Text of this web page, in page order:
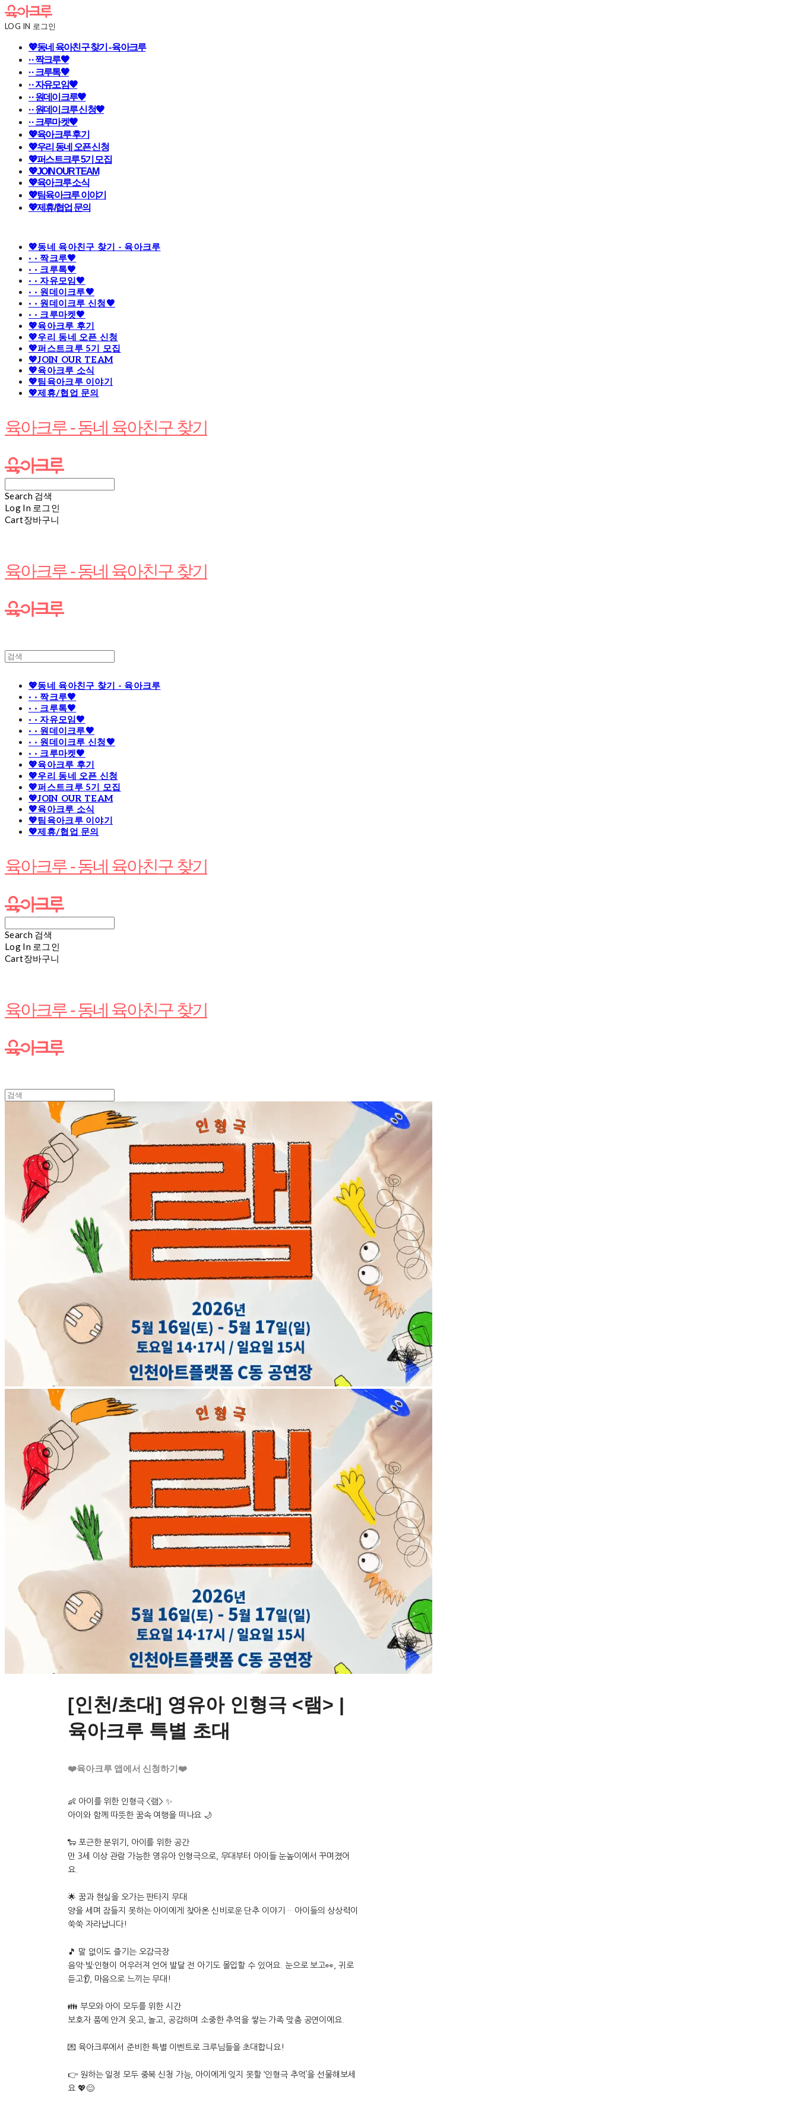
LOG IN 로그인
💖동네 육아친구 찾기 - 육아크루
· · 짝크루🧡
· · 크루톡🧡
· · 자유모임🧡
· · 원데이크루🧡
· · 원데이크루 신청🧡
· · 크루마켓🧡
💖육아크루 후기
💖우리 동네 오픈 신청
💖퍼스트크루 5기 모집
💖JOIN OUR TEAM
💖육아크루 소식
💖팀육아크루 이야기
💖제휴/협업 문의
💖동네 육아친구 찾기 - 육아크루
· · 짝크루🧡
· · 크루톡🧡
· · 자유모임🧡
· · 원데이크루🧡
· · 원데이크루 신청🧡
· · 크루마켓🧡
💖육아크루 후기
💖우리 동네 오픈 신청
💖퍼스트크루 5기 모집
💖JOIN OUR TEAM
💖육아크루 소식
💖팀육아크루 이야기
💖제휴/협업 문의
육아크루 - 동네 육아친구 찾기
Search 검색
Log In 로그인
Cart장바구니
육아크루 - 동네 육아친구 찾기
💖동네 육아친구 찾기 - 육아크루
· · 짝크루🧡
· · 크루톡🧡
· · 자유모임🧡
· · 원데이크루🧡
· · 원데이크루 신청🧡
· · 크루마켓🧡
💖육아크루 후기
💖우리 동네 오픈 신청
💖퍼스트크루 5기 모집
💖JOIN OUR TEAM
💖육아크루 소식
💖팀육아크루 이야기
💖제휴/협업 문의
육아크루 - 동네 육아친구 찾기
Search 검색
Log In 로그인
Cart장바구니
육아크루 - 동네 육아친구 찾기
[인천/초대] 영유아 인형극 <램> |
육아크루 특별 초대
❤️육아크루 앱에서 신청하기❤️
👶 아이를 위한 인형극 <램> ✨
아이와 함께 따뜻한 꿈속 여행을 떠나요 🌙
🐑 포근한 분위기, 아이를 위한 공간
만 3세 이상 관람 가능한 영유아 인형극으로, 무대부터 아이들 눈높이에서 꾸며졌어
요.
🌟 꿈과 현실을 오가는 판타지 무대
양을 세며 잠들지 못하는 아이에게 찾아온 신비로운 단추 이야기… 아이들의 상상력이
쑥쑥 자라납니다!
🎵 말 없이도 즐기는 오감극장
음악·빛·인형이 어우러져 언어 발달 전 아기도 몰입할 수 있어요. 눈으로 보고👀, 귀로
듣고👂, 마음으로 느끼는 무대!
👪 부모와 아이 모두를 위한 시간
보호자 품에 안겨 웃고, 놀고, 공감하며 소중한 추억을 쌓는 가족 맞춤 공연이에요.
💌 육아크루에서 준비한 특별 이벤트로 크루님들을 초대합니요!
👉 원하는 일정 모두 중복 신청 가능, 아이에게 잊지 못할 ‘인형극 추억’을 선물해보세
요 💖😊